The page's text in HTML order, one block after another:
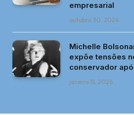
empresarial
outubro 30, 2024
Michelle
expõe tensões
conservador
janeiro 15, 2026